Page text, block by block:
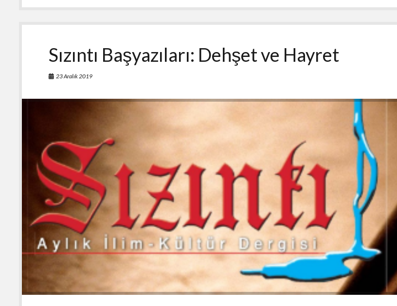
5
b
o
k
ky s
p
e
Sızıntı Başyazıları: Dehşet ve Hayret
23 Aralık 2019